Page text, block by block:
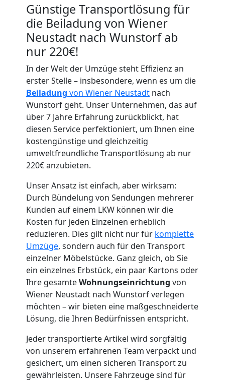
Günstige Transportlösung für
die Beiladung von Wiener
Neustadt nach Wunstorf ab
nur 220€!
In der Welt der Umzüge steht Effizienz an
erster Stelle – insbesondere, wenn es um die
Beiladung von Wiener Neustadt nach
Wunstorf geht. Unser Unternehmen, das auf
über 7 Jahre Erfahrung zurückblickt, hat
diesen Service perfektioniert, um Ihnen eine
kostengünstige und gleichzeitig
umweltfreundliche Transportlösung ab nur
220€ anzubieten.
Unser Ansatz ist einfach, aber wirksam:
Durch Bündelung von Sendungen mehrerer
Kunden auf einem LKW können wir die
Kosten für jeden Einzelnen erheblich
reduzieren. Dies gilt nicht nur für komplette
Umzüge, sondern auch für den Transport
einzelner Möbelstücke. Ganz gleich, ob Sie
ein einzelnes Erbstück, ein paar Kartons oder
Ihre gesamteWohnungseinrichtung von
Wiener Neustadt nach Wunstorf verlegen
möchten – wir bieten eine maßgeschneiderte
Lösung, die Ihren Bedürfnissen entspricht.
Jeder transportierte Artikel wird sorgfältig
von unserem erfahrenen Team verpackt und
gesichert, um einen sicheren Transport zu
gewährleisten. Unsere Fahrzeuge sind für
Umzugshelfer
Wiener
Neustadt
Möbeltaxi
Wiener
Neustadt
Kleintransport
Wiener
Neustadt
Möbelmontage
Wiener
Neustadt